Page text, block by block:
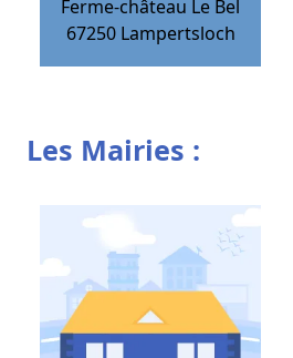
Ferme-château Le Bel
67250 Lampertsloch
Les Mairies :